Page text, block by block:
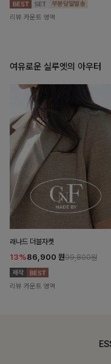
리뷰 카운트 영역
여유로운 실루엣의 아우터
래나드 더블자켓
13%86,900 원99,800원
리뷰 카운트 영역